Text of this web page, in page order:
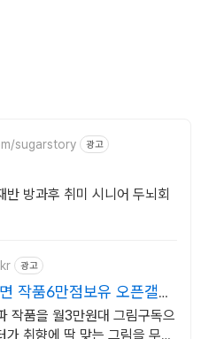
sugarstory 광고
방과후 취미 시니어 두뇌회
광고
작품6만점보유 오픈갤러
작품을 월3만원대 그림구독으